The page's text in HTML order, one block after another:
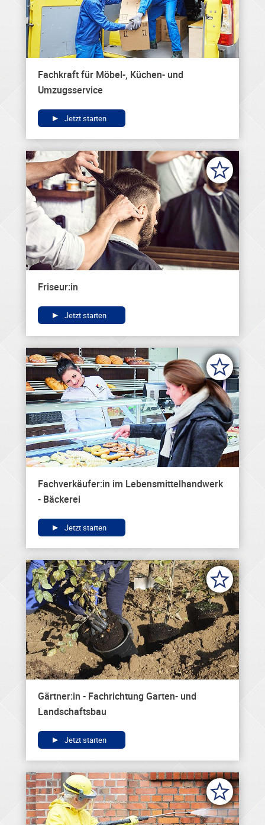
Fachkraft für Möbel-, Küchen- und
Umzugsservice
Jetzt starten
Friseur:in
Jetzt starten
Fachverkäufer:in im Lebensmittelhandwerk
- Bäckerei
Jetzt starten
Gärtner:in - Fachrichtung Garten- und
Landschaftsbau
Jetzt starten